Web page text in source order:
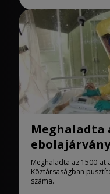
Meghaladta
Meghaladta az 1500-at
Köztársaságban
száma.